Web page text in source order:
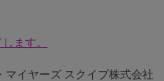
ます。
マイヤーズ スクイブ株式会社